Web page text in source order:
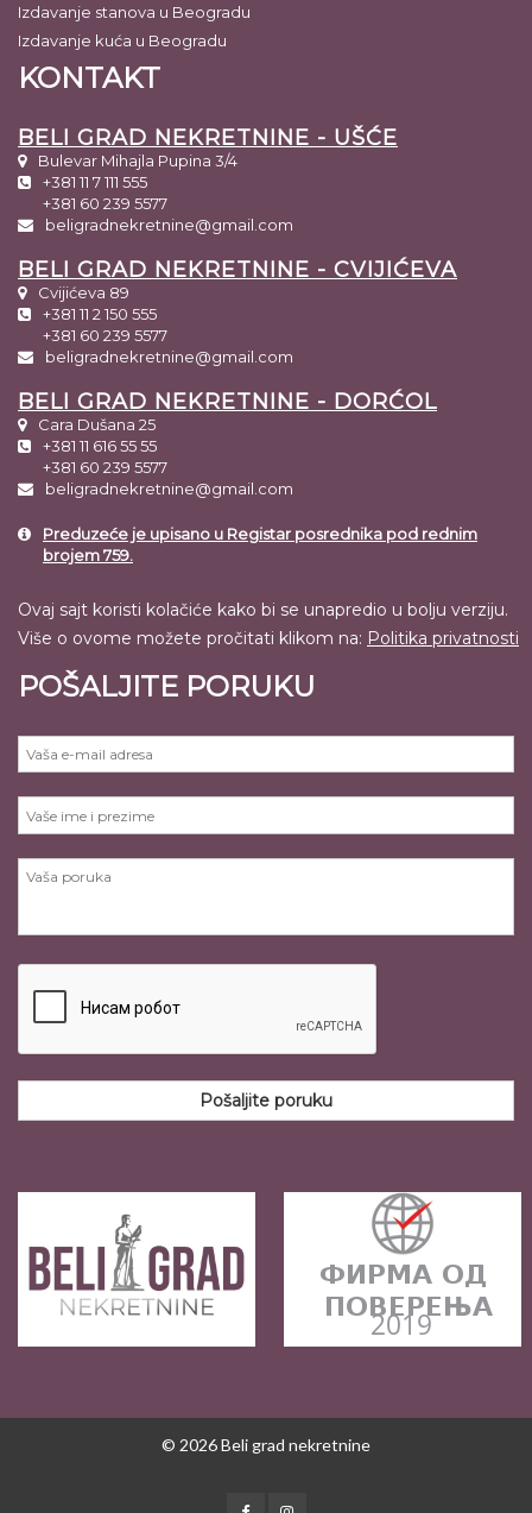
Izdavanje stanova u Beogradu
Izdavanje kuća u Beogradu
KONTAKT
BELI GRAD NEKRETNINE - UŠĆE
Bulevar Mihajla Pupina 3/4
+381 11 7 111 555
+381 60 239 5577
beligradnekretnine@gmail.com
BELI GRAD NEKRETNINE - CVIJIĆEVA
Cvijićeva 89
+381 11 2 150 555
+381 60 239 5577
beligradnekretnine@gmail.com
BELI GRAD NEKRETNINE - DORĆOL
Cara Dušana 25
+381 11 616 55 55
+381 60 239 5577
beligradnekretnine@gmail.com
Preduzeće je upisano u Registar posrednika pod rednim
brojem 759.
Ovaj sajt koristi kolačiće kako bi se unapredio u bolju verziju.
Više o ovome možete pročitati klikom na: Politika privatnosti
POŠALJITE PORUKU
Pošaljite poruku
© 2026 Beli grad nekretnine